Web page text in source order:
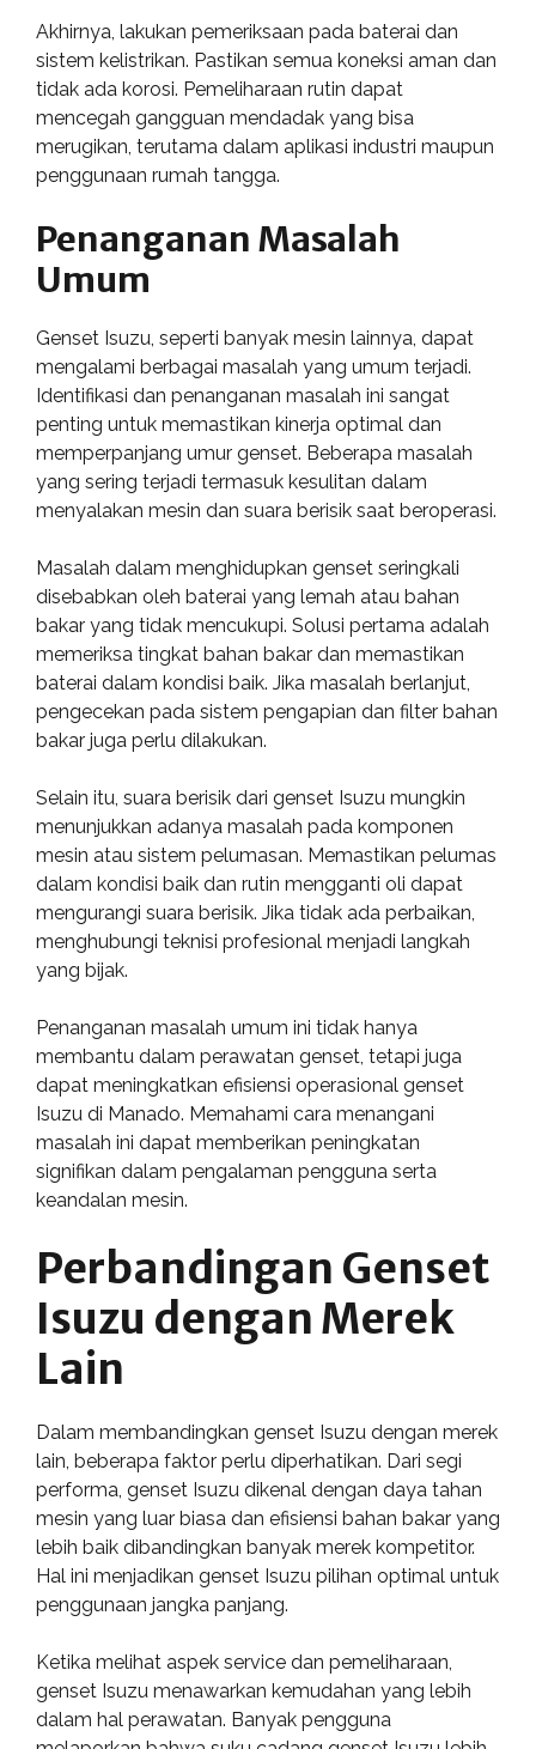
Akhirnya, lakukan pemeriksaan pada baterai dan
sistem kelistrikan. Pastikan semua koneksi aman dan
tidak ada korosi. Pemeliharaan rutin dapat
mencegah gangguan mendadak yang bisa
merugikan, terutama dalam aplikasi industri maupun
penggunaan rumah tangga.
Penanganan Masalah
Umum
Genset Isuzu, seperti banyak mesin lainnya, dapat
mengalami berbagai masalah yang umum terjadi.
Identifikasi dan penanganan masalah ini sangat
penting untuk memastikan kinerja optimal dan
memperpanjang umur genset. Beberapa masalah
yang sering terjadi termasuk kesulitan dalam
menyalakan mesin dan suara berisik saat beroperasi.
Masalah dalam menghidupkan genset seringkali
disebabkan oleh baterai yang lemah atau bahan
bakar yang tidak mencukupi. Solusi pertama adalah
memeriksa tingkat bahan bakar dan memastikan
baterai dalam kondisi baik. Jika masalah berlanjut,
pengecekan pada sistem pengapian dan filter bahan
bakar juga perlu dilakukan.
Selain itu, suara berisik dari genset Isuzu mungkin
menunjukkan adanya masalah pada komponen
mesin atau sistem pelumasan. Memastikan pelumas
dalam kondisi baik dan rutin mengganti oli dapat
mengurangi suara berisik. Jika tidak ada perbaikan,
menghubungi teknisi profesional menjadi langkah
yang bijak.
Penanganan masalah umum ini tidak hanya
membantu dalam perawatan genset, tetapi juga
dapat meningkatkan efisiensi operasional genset
Isuzu di Manado. Memahami cara menangani
masalah ini dapat memberikan peningkatan
signifikan dalam pengalaman pengguna serta
keandalan mesin.
Perbandingan Genset
Isuzu dengan Merek
Lain
Dalam membandingkan genset Isuzu dengan merek
lain, beberapa faktor perlu diperhatikan. Dari segi
performa, genset Isuzu dikenal dengan daya tahan
mesin yang luar biasa dan efisiensi bahan bakar yang
lebih baik dibandingkan banyak merek kompetitor.
Hal ini menjadikan genset Isuzu pilihan optimal untuk
penggunaan jangka panjang.
Ketika melihat aspek service dan pemeliharaan,
genset Isuzu menawarkan kemudahan yang lebih
dalam hal perawatan. Banyak pengguna